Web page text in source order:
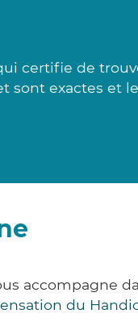
certifie de
sont exactes et
accompagne
du